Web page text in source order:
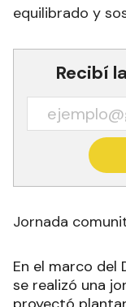
equilibrado y
Recibí
Jornada
En el marco del
se realizó una